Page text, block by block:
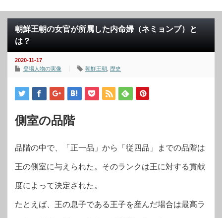
朝鮮王朝の女官が所属した内命婦（ネミョンブ）と
は？
2020-11-17
登場人物の実像
朝鮮王朝 歴史
側室の品階
品階の中で、「正一品」から「従四品」までの品階は
王の側室に与えられた。そのランクは王に対する貢献
度によって決定された。
たとえば、王の息子である王子を産んだ場合は最高ラ